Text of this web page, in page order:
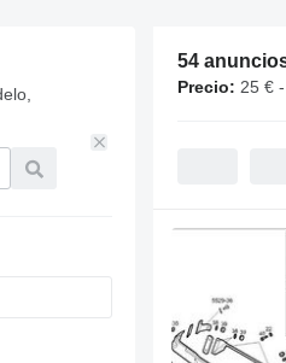
54
Precio: 25 €